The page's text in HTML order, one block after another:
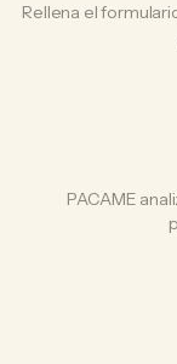
Rellena el
PACAME